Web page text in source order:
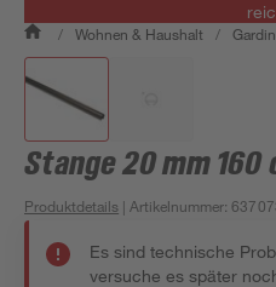
/ Wohnen & Haushalt /
Stange 20 mm 160
Produktdetails | Artikelnummer:
Es sind technische
versuche es später